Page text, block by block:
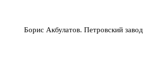
Борис Акбулатов. Петровский завод